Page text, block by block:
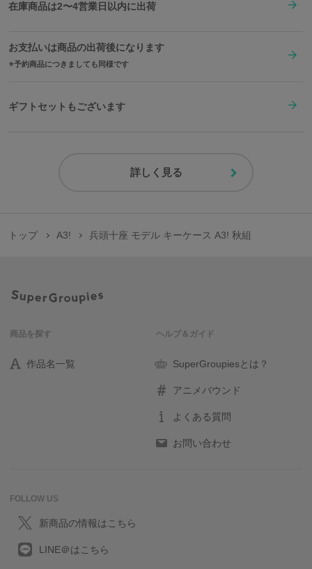
在庫商品は2〜4営業日以内に出荷
お支払いは商品の出荷後になります
予約商品につきましても同様です
ギフトセットもございます
詳しく見る
トップ A3! 兵頭十座 モデル キーケース A3! 秋組
商品を探す
作品名一覧
ヘルプ＆ガイド
SuperGroupiesとは？
アニメバウンド
よくある質問
お問い合わせ
FOLLOW US
新商品の情報はこちら
LINE＠はこちら